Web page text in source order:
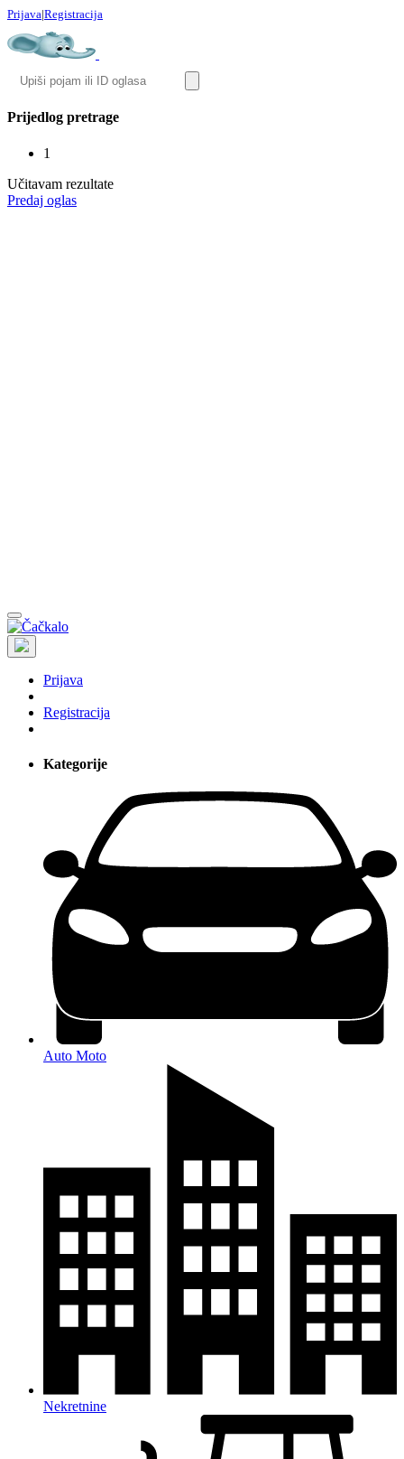
Prijava|Registracija
Prijedlog pretrage
1
Učitavam rezultate
Predaj oglas
Prijava
Registracija
Kategorije
Auto Moto
Nekretnine